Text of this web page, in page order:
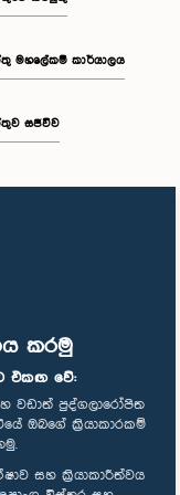
කරමු
එකඟ වේ:
වඩාත් පුද්ගලාරෝපිත
ඔබගේ ක්‍රියාකාරකම්
සහ ක්‍රියාකාරීත්වය
මහලේකම් කාර්යාලය
සජීවීව